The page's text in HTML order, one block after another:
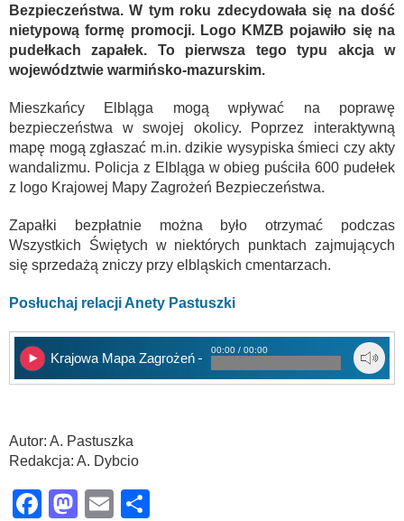
Bezpieczeństwa. W tym roku zdecydowała się na dość
nietypową formę promocji. Logo KMZB pojawiło się na
pudełkach zapałek. To pierwsza tego typu akcja w
województwie warmińsko-mazurskim.
Mieszkańcy Elbląga mogą wpływać na poprawę
bezpieczeństwa w swojej okolicy. Poprzez interaktywną
mapę mogą zgłaszać m.in. dzikie wysypiska śmieci czy akty
wandalizmu. Policja z Elbląga w obieg puściła 600 pudełek
z logo Krajowej Mapy Zagrożeń Bezpieczeństwa.
Zapałki bezpłatnie można było otrzymać podczas
Wszystkich Świętych w niektórych punktach zajmujących
się sprzedażą zniczy przy elbląskich cmentarzach.
Posłuchaj relacji Anety Pastuszki
Krajowa Mapa Zagrożeń – zapałki
00:00 / 00:00
Autor: A. Pastuszka
Redakcja: A. Dybcio
Facebook
Mastodon
Email